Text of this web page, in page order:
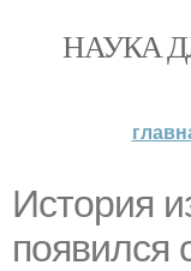
НАУКА
История
появился